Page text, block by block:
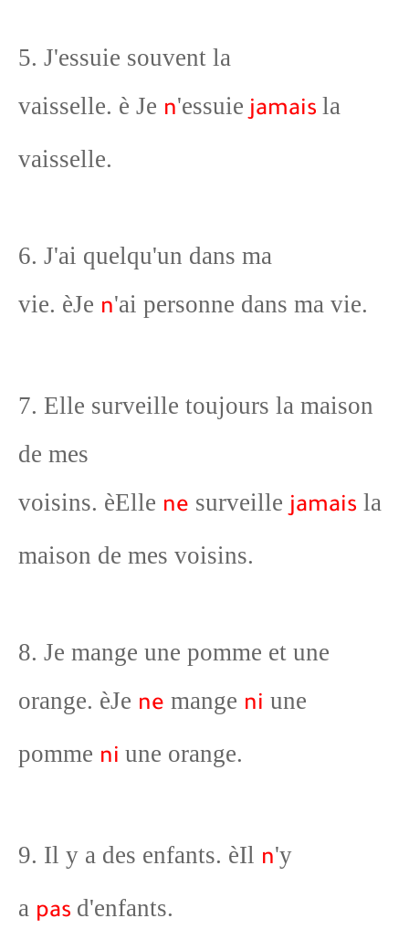
5. J'essuie souvent la
vaisselle. è Je n'essuiejamais la
vaisselle.
6. J'ai quelqu'un dans ma
vie. èJe n'ai personne dans ma vie.
7. Elle surveille toujours la maison
de mes
voisins. èElle ne surveille jamais la
maison de mes voisins.
8. Je mange une pomme et une
orange. èJe ne mange ni une
pomme ni une orange.
9. Il y a des enfants. èIl n'y
a pas d'enfants.